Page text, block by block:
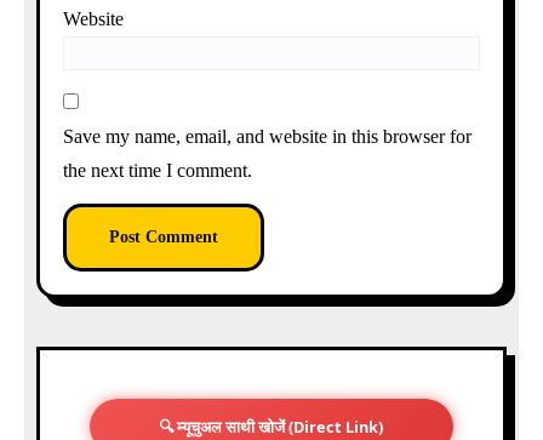
Website
Save my name, email, and website in this browser for
the next time I comment.
🔍 म्यूचुअल साथी खोजें (Direct Link)